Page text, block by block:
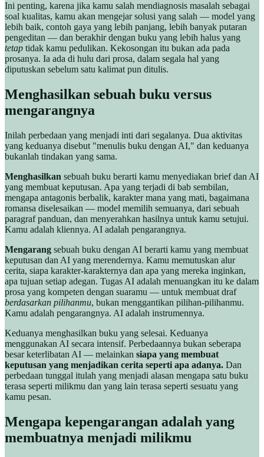
Ini penting, karena jika kamu salah mendiagnosis masalah sebagai
soal kualitas, kamu akan mengejar solusi yang salah — model yang
lebih baik, contoh gaya yang lebih panjang, lebih banyak putaran
pengeditan — dan berakhir dengan buku yang lebih halus yang
tetap tidak kamu pedulikan. Kekosongan itu bukan ada pada
prosanya. Ia ada di hulu dari prosa, dalam segala hal yang
diputuskan sebelum satu kalimat pun ditulis.
Menghasilkan sebuah buku versus
mengarangnya
Inilah perbedaan yang menjadi inti dari segalanya. Dua aktivitas
yang keduanya disebut "menulis buku dengan AI," dan keduanya
bukanlah tindakan yang sama.
Menghasilkan sebuah buku berarti kamu menyediakan brief dan AI
yang membuat keputusan. Apa yang terjadi di bab sembilan,
mengapa antagonis berbalik, karakter mana yang mati, bagaimana
romansa diselesaikan — model memilih semuanya, dari sebuah
paragraf panduan, dan menyerahkan hasilnya untuk kamu setujui.
Kamu adalah kliennya. AI adalah pengarangnya.
Mengarang sebuah buku dengan AI berarti kamu yang membuat
keputusan dan AI yang merendernya. Kamu memutuskan alur
cerita, siapa karakter-karakternya dan apa yang mereka inginkan,
apa tujuan setiap adegan. Tugas AI adalah menuangkan itu ke dalam
prosa yang kompeten dengan suaramu — untuk membuat draf
berdasarkan pilihanmu, bukan menggantikan pilihan-pilihanmu.
Kamu adalah pengarangnya. AI adalah instrumennya.
Keduanya menghasilkan buku yang selesai. Keduanya
menggunakan AI secara intensif. Perbedaannya bukan seberapa
besar keterlibatan AI — melainkan siapa yang membuat
keputusan yang menjadikan cerita seperti apa adanya. Dan
perbedaan tunggal itulah yang menjadi alasan mengapa satu buku
terasa seperti milikmu dan yang lain terasa seperti sesuatu yang
kamu pesan.
Mengapa kepengarangan adalah yang
membuatnya menjadi milikmu